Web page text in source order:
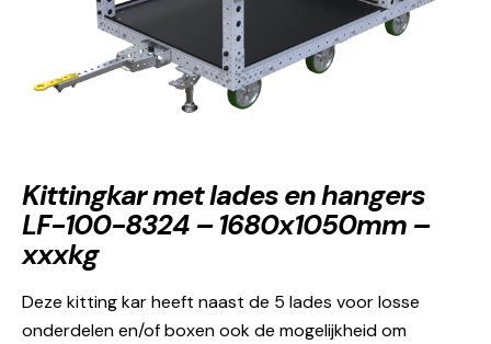
Kittingkar met lades en hangers
LF-100-8324 – 1680x1050mm –
xxxkg
Deze kitting kar heeft naast de 5 lades voor losse
onderdelen en/of boxen ook de mogelijkheid om